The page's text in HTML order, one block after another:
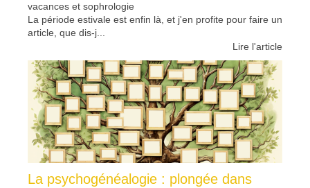
vacances et sophrologie
La période estivale est enfin là, et j'en profite pour faire un
article, que dis-j...
Lire l'article
La psychogénéalogie : plongée dans